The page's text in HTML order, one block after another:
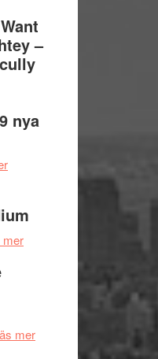
–
en
helt
–
nya
om
West
presenterar
årets
merom
Filmstadens
merom
Filmrecension: